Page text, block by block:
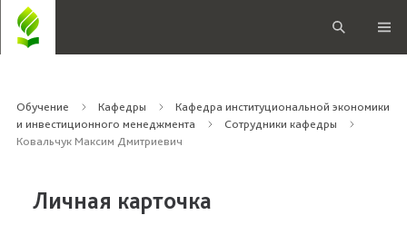
Обучение Кафедры
Кафедра институциональной экономики
и инвестиционного менеджмента
Сотрудники кафедры
Ковальчук Максим Дмитриевич
Личная карточка